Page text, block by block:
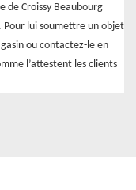
de Croissy Beaubourg
Pour lui soumettre un objet
ou contactez-le en
l’attestent les clients